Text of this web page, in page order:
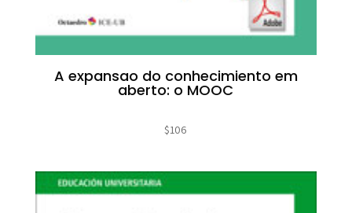
A expansao do conhecimiento em
aberto: o MOOC
$106